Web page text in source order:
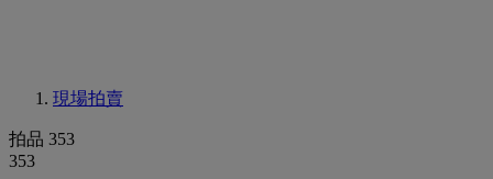
現場拍賣
拍品 353
353